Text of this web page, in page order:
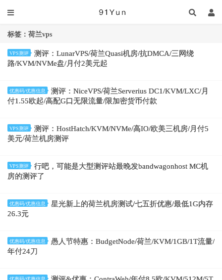
标签：荷兰vps
VPS测评
测评：LunarVPS/荷兰Quasi机房/抗DMCA/三网绕
路/KVM/NVMe盘/月付2美元起
优惠码/优惠信息
测评：NiceVPS/荷兰Serverius DC1/KVM/LXC/月
付1.55欧起/高配G口无限流量/限加密货币付款
VPS测评
测评：HostHatch/KVM/NVMe/高IO/欧美三机房/月付5
美元/荷兰机房测评
VPS测评
行吧，可能是大型测评站最晚发bandwagonhost MC机
房的测评了
优惠码/优惠信息
星光新上的荷兰机房测试/七五折优惠/最低1G内存
26.3元
优惠码/优惠信息
愚人节特惠：BudgetNode/荷兰/KVM/1GB/1T流量/
年付24刀
优惠码/优惠信息